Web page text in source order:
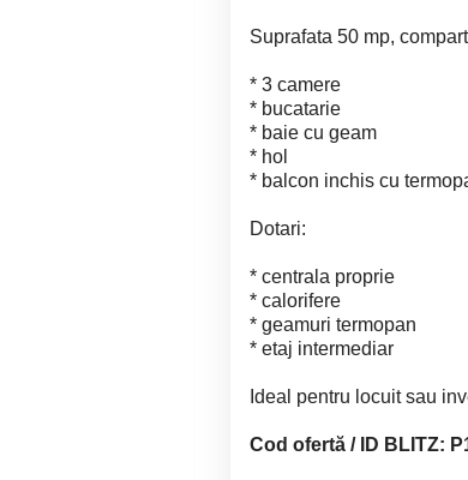
Suprafata 50 mp,
* 3 camere
* bucatarie
* baie cu geam
* hol
* balcon inchis cu
Dotari:
* centrala proprie
* calorifere
* geamuri termopan
* etaj intermediar
Ideal pentru locuit sau
Cod ofertă / ID BLITZ: